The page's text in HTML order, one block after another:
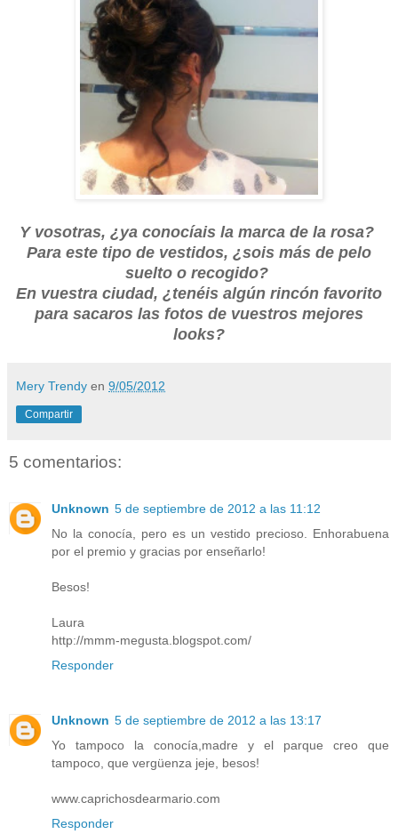
Y vosotras, ¿ya conocíais la marca de la rosa?
Para este tipo de vestidos, ¿sois más de pelo
suelto o recogido?
En vuestra ciudad, ¿tenéis algún rincón favorito
para sacaros las fotos de vuestros mejores
looks?
Mery Trendy en 9/05/2012
Compartir
5 comentarios:
Unknown 5 de septiembre de 2012 a las 11:12
No la conocía, pero es un vestido precioso. Enhorabuena
por el premio y gracias por enseñarlo!
Besos!
Laura
http://mmm-megusta.blogspot.com/
Responder
Unknown 5 de septiembre de 2012 a las 13:17
Yo tampoco la conocía,madre y el parque creo que
tampoco, que vergüenza jeje, besos!
www.caprichosdearmario.com
Responder